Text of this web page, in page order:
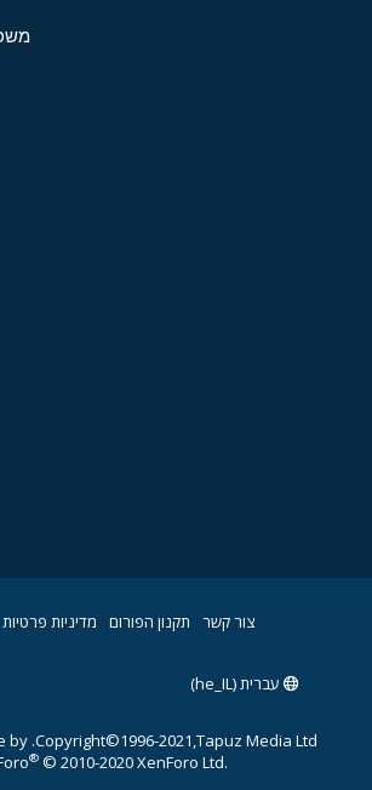
צור קשר תקנון הפורום מדיניות פרטיות
עברית (he_IL)
Copyright©1996-2021,Tapuz Media Ltd.
by
® © 2010-2020 XenForo Ltd.